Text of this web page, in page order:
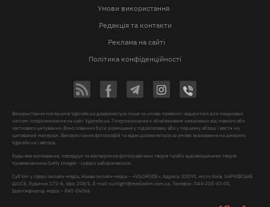
Умови використання
Редакція та контакти
Реклама на сайті
Політика конфіденційності
Використання матеріалів Vgorode.ua дозволяється лише за умови прямого і відкритого для пошукових
систем гіперпосилання на сайт Vgorode.ua. Гіперпосилання є обов'язковим незалежно від повного або
часткового цитування. Воно повинно бути розміщене у підзаголовку або у першому абзаці і вести на
цитований матеріал. Використання фотографій та відео дозволяється за умови вказування на джерело
Vgorode.ua і автора.
Будь-яке копіювання, передрук та відтворення фотографічних творів та/або аудіовізуальних творів
правовласника Getty Images - суворо забороняється.
Суб'єкт у сфері онлайн-медіа, Назва онлайн-медіа – «VGORODE», Адреса: 02091, місто Київ, ХАРКІВСЬКЕ
ШОСЕ, будинок 172-Б, офіс 208/1, E-mail:sunlight@mediadim.com.ua, Телефон: 044-205-43-00,
Ідентифікатор медіа – R40-06066